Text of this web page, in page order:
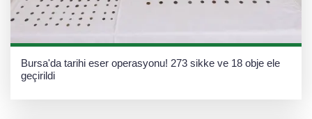
Bursa'da tarihi eser operasyonu! 273 sikke ve 18 obje ele
geçirildi